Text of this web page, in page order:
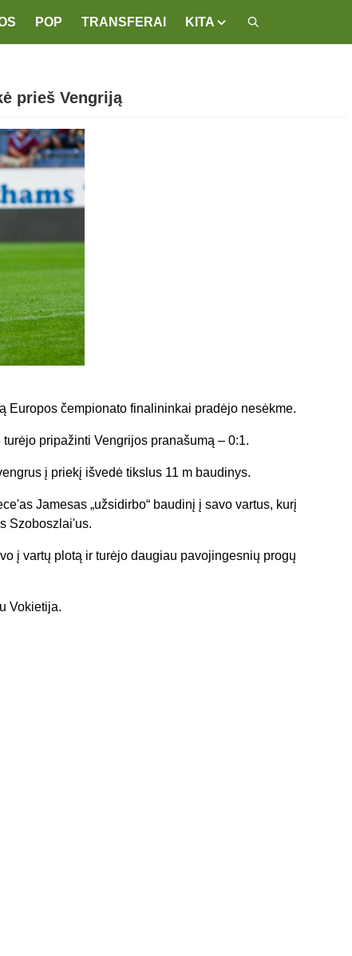
POP TRANSFERAI KITA
prieš Vengriją
Europos čempionato finalininkai pradėjo nesėkme.
pripažinti Vengrijos pranašumą – 0:1.
į priekį išvedė tikslus 11 m baudinys.
Jamesas „užsidirbo“ baudinį į savo vartus, kurį
Szoboszlai'us.
į vartų plotą ir turėjo daugiau pavojingesnių progų
Vokietija.